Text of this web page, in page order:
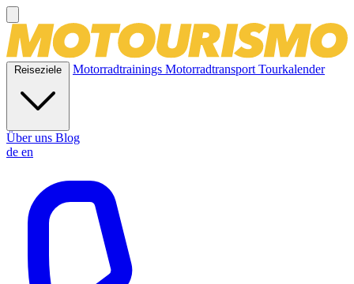
Reiseziele Motorradtrainings MotorradtransportTourkalender
Über uns Blog
de en